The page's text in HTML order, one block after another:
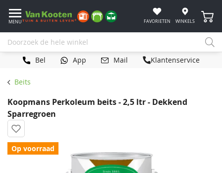
MENU FAVORIETEN WINKELS
Bel App Mail Klantenservice
Beits
Koopmans Perkoleum beits - 2,5 ltr - Dekkend
Sparregroen
Op voorraad